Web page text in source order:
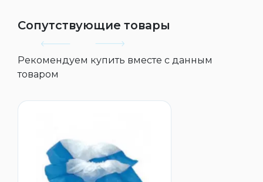
Сопутствующие товары
Рекомендуем купить вместе с данным
товаром